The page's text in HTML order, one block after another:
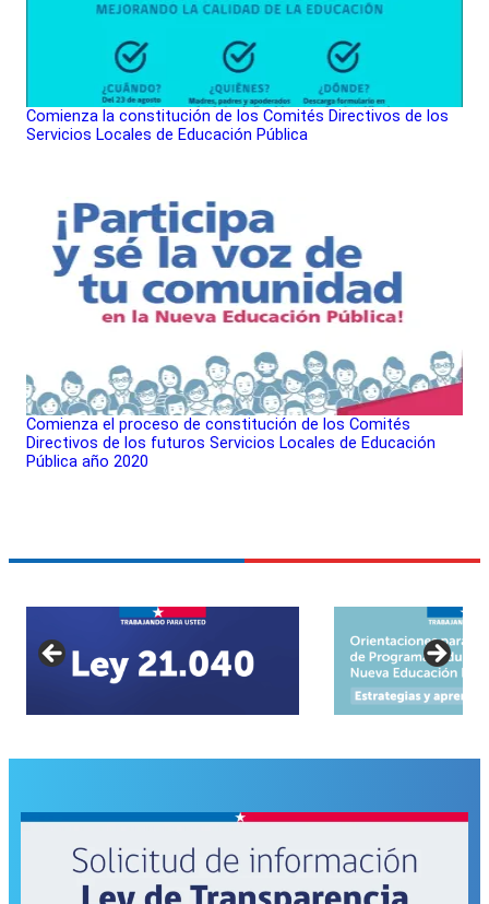
Comienza la constitución de los Comités Directivos de los
Servicios Locales de Educación Pública
Comienza el proceso de constitución de los Comités
Directivos de los futuros Servicios Locales de Educación
Pública año 2020